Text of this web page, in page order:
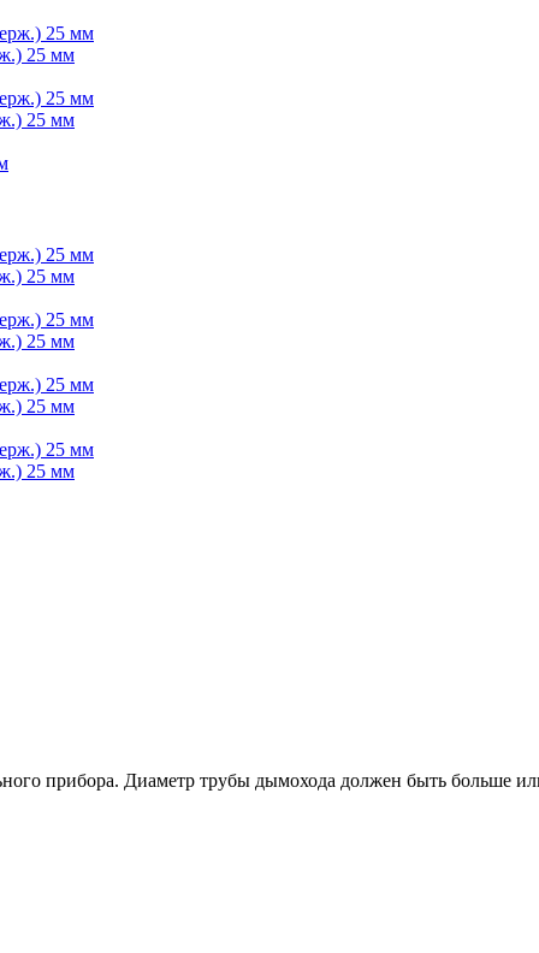
25 мм
25 мм
25 мм
25 мм
25 мм
25 мм
прибора. Диаметр трубы дымохода должен быть больше